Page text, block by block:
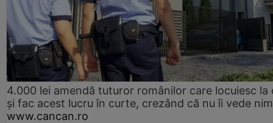
4.000 lei amendă tuturor românilor care locuiesc la
și fac acest lucru în curte, crezând că nu îi vede
www.cancan.ro